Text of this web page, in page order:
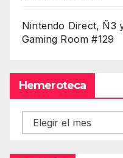
Nintendo Direct, Ñ3
Gaming Room #129
Hemeroteca
Hemeroteca